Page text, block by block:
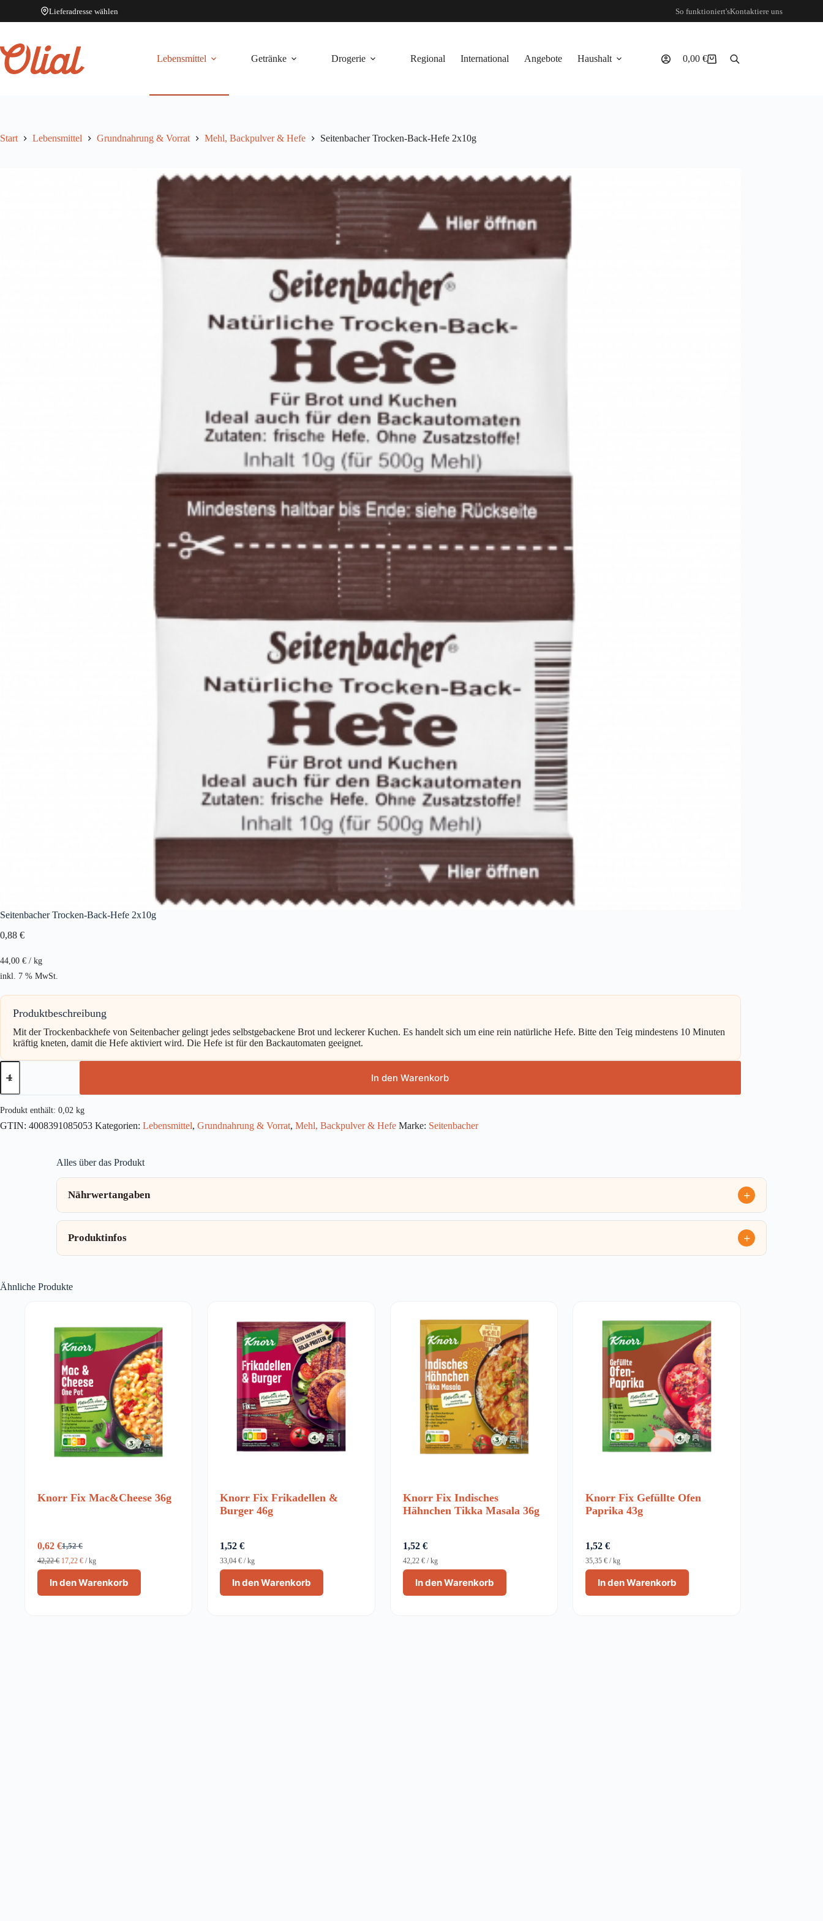
Lieferadresse wählen So funktioniert'sKontaktiere uns
springen
Lebensmittel
Getränke Drogerie Regional International Angebote Haushalt Warenkorb
0,00 €
Start Lebensmittel Grundnahrung & Vorrat Mehl, Backpulver & Hefe Seitenbacher Trocken-Back-Hefe 2x10g
Seitenbacher Trocken-Back-Hefe 2x10g
0,88 €
44,00 € / kg
inkl. 7 % MwSt.
Produktbeschreibung
Mit der Trockenbackhefe von Seitenbacher gelingt jedes selbstgebackene Brot und leckerer Kuchen. Es handelt sich um eine rein natürliche Hefe. Bitte den Teig mindestens 10 Minuten
kräftig kneten, damit die Hefe aktiviert wird. Die Hefe ist für den Backautomaten geeignet.
Seitenbacher
Trocken-
Hefe
2x10g
In den Warenkorb
Produkt enthält: 0,02 kg
GTIN: 4008391085053 Kategorien: Lebensmittel, Grundnahrung & Vorrat, Mehl, Backpulver & Hefe Marke: Seitenbacher
Alles über das Produkt
Nährwertangaben
Produktinfos
Ähnliche Produkte
Knorr Fix Mac&Cheese 36g
1,52€
Ursprünglicher
Preis
war:
1,52 €
0,62 €Aktueller
Preis
ist:
0,62 €.
In den Warenkorb
42,22€ 17,22 € /kg
Knorr Fix Frikadellen &
Burger 46g
1,52€
In den Warenkorb
33,04€ /kg
Knorr Fix Indisches
Hähnchen Tikka Masala 36g
1,52 €
In den Warenkorb
42,22 €/kg
Knorr Fix Gefüllte Ofen
Paprika 43g
1,52€
In den Warenkorb
35,35€ /kg